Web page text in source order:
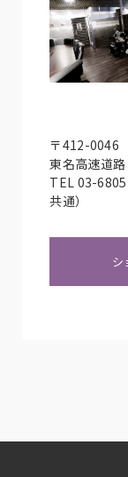
〒412-
東名高速道
TEL 03-
共通）
シ